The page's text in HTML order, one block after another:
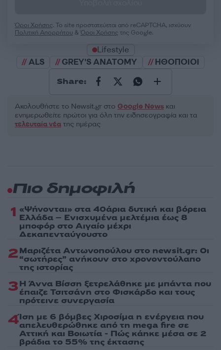
Όροι Χρήσης. Το site προστατεύεται από reCAPTCHA, ισχύουν
Πολιτική Απορρήτου &Όροι Χρήσης της Google.
Lifestyle
ALS
GREY'S ANATOMY ΗΘΟΠΟΙΟΙ
Share:
Ακολουθήστε το Νewsit.gr στο Google News και
ενημερωθείτε πρώτοι για όλη την ειδησεογραφία και τα
τελευταία νέα της ημέρας
Πιο δημοφιλή
1 «Ψήνονται» στα 40άρια δυτική και βόρεια
Ελλάδα – Ενισχυμένα μελτέμια έως 8
μποφόρ στο Αιγαίο μέχρι
Δεκαπενταύγουστο
2Μαριζέτα Αντωνοπούλου στο newsit.gr: Οι
“σωτήρες” ανήκουν στο χρονοντούλαπο
της ιστορίας
3Η Άννα Βίσση ξετρελάθηκε με μπάντα που
έπαιζε Τσιτσάνη στο Φισκάρδο και τους
πρότεινε συνεργασία
4Ίση με 6 βόμβες Χιροσίμα η ενέργεια που
απελευθερώθηκε από τη mega fire σε
Αττική και Βοιωτία - Πώς κάηκε μέσα σε 2
βράδια το 55% της έκτασης